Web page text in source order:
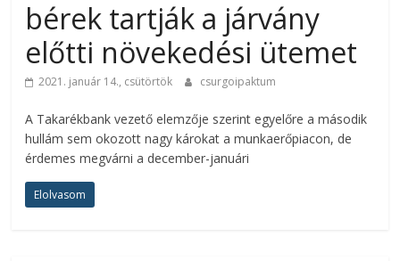
bérek tartják a járvány
előtti növekedési ütemet
2021. január 14., csütörtök csurgoipaktum
A Takarékbank vezető elemzője szerint egyelőre a második
hullám sem okozott nagy károkat a munkaerőpiacon, de
érdemes megvárni a december-januári
Elolvasom